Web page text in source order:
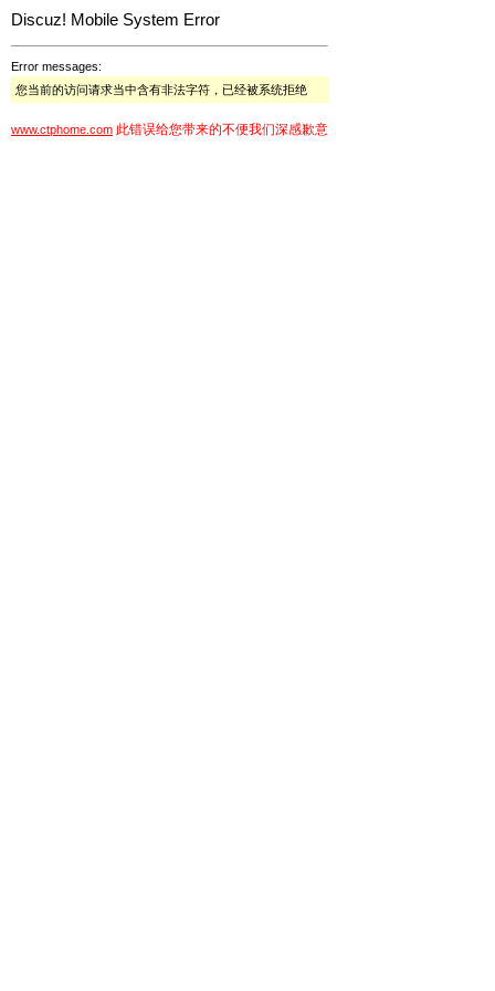
Discuz! Mobile System Error
Error messages:
您当前的访问请求当中含有非法字符，已经被系统拒绝
www.ctphome.com 此错误给您带来的不便我们深感歉意